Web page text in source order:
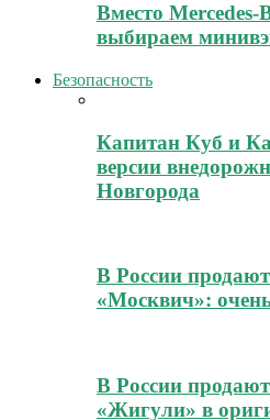
Вместо Mercedes-
выбираем
Безопасность
Капитан Куб и
версии
Новгорода
В России
«Москвич»:
В России
«Жигули» в